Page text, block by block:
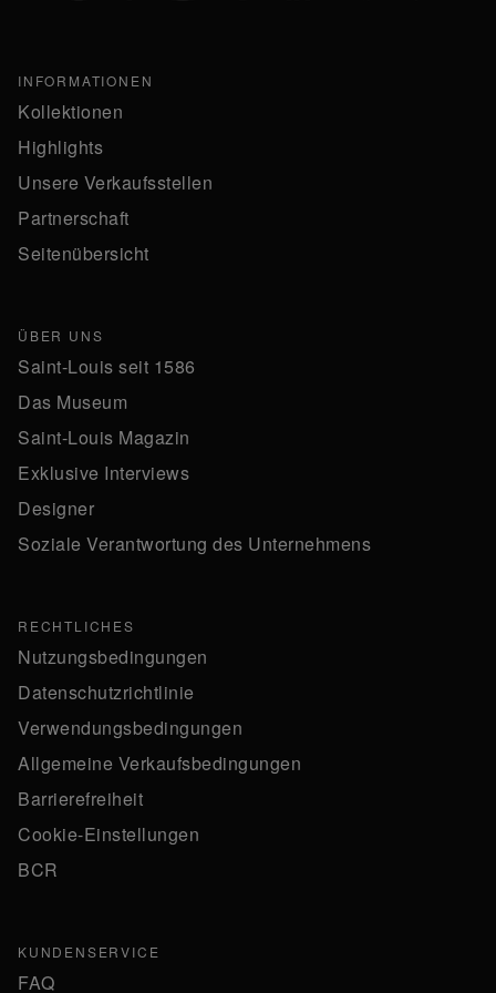
INFORMATIONEN
Kollektionen
Highlights
Unsere Verkaufsstellen
Partnerschaft
Seitenübersicht
ÜBER UNS
Saint-Louis seit 1586
Das Museum
Saint-Louis Magazin
Exklusive Interviews
Designer
Soziale Verantwortung des Unternehmens
RECHTLICHES
Nutzungsbedingungen
Datenschutzrichtlinie
Verwendungsbedingungen
Allgemeine Verkaufsbedingungen
Barrierefreiheit
Cookie-Einstellungen
BCR
KUNDENSERVICE
FAQ